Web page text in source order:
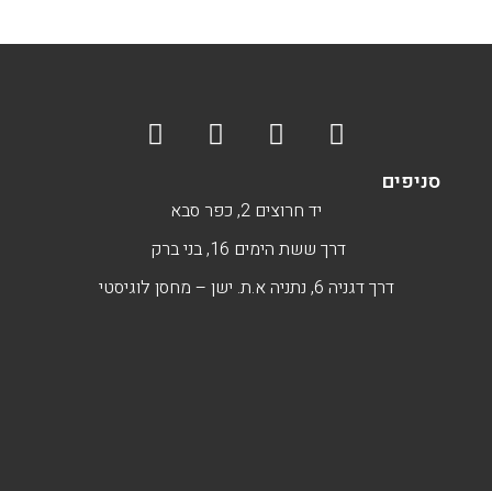
סניפים
יד חרוצים 2, כפר סבא
דרך ששת הימים 16, בני ברק
דרך דגניה 6, נתניה א.ת. ישן – מחסן לוגיסטי